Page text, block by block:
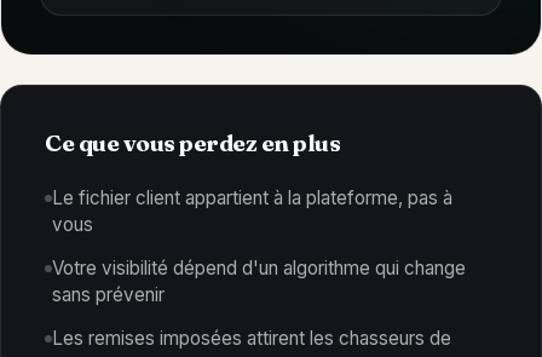
Ce que vous perdez en plus
Le fichier client appartient à la plateforme, pas à
vous
Votre visibilité dépend d'un algorithme qui change
sans prévenir
Les remises imposées attirent les chasseurs de